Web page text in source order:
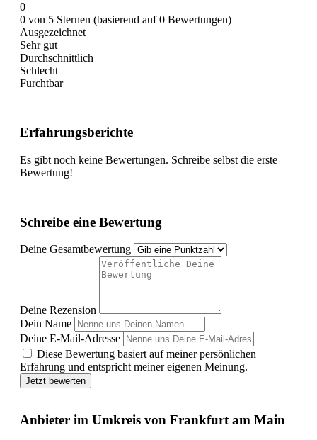
0
0 von 5 Sternen (basierend auf 0 Bewertungen)
Ausgezeichnet
Sehr gut
Durchschnittlich
Schlecht
Furchtbar
Erfahrungsberichte
Es gibt noch keine Bewertungen. Schreibe selbst die erste
Bewertung!
Schreibe eine Bewertung
Deine Gesamtbewertung
Deine Rezension
Dein Name
Deine E-Mail-Adresse
Diese Bewertung basiert auf meiner persönlichen
Erfahrung und entspricht meiner eigenen Meinung.
Jetzt bewerten
Anbieter im Umkreis von Frankfurt am Main